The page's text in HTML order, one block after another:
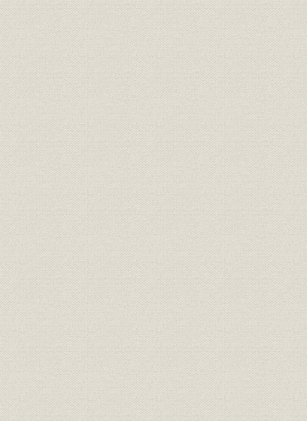
主要製品一覧
国内主要拠点
海外主要拠点
主要拠点概要
子会社、主要な関連会社の変遷
年表
索引
主要参考文献
あとがき